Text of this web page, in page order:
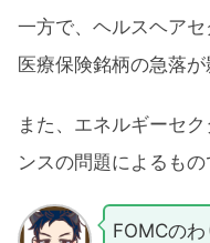
一方で、ヘルスヘアセ
医療保険銘柄の急落が
また、エネルギーセ
ンスの問題によるもの
FOMCの